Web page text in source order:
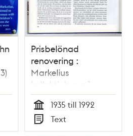
Prisbelönad
renovering :
Markelius
kollektivhus på
Kungsholmen / Britt
Wisth
Tid
1935 till 1992
Typ
Text